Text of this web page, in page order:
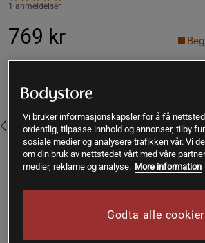
1 anmeldelser
769 kr
Large
Vi bruker informasjonskapsler for å få
ordentlig, tilpasse innhold og annonser, tilby
sosiale medier og analysere trafikken vår. Vi
om din bruk av nettstedet vårt med våre
medier, reklame og analyse. More information
Godta alle cookier